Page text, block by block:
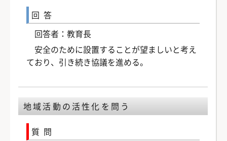
回答
回答者：教育長
安全のために設置することが望ましいと考え
ており、引き続き協議を進める。
地域活動の活性化を問う
質問